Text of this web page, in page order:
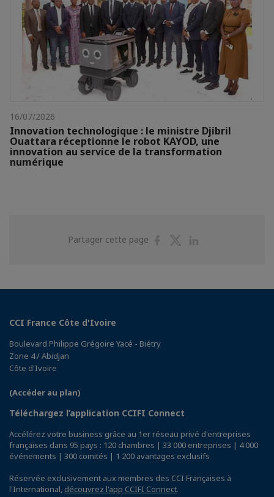
16/07/2026
Innovation technologique : le ministre Djibril
Ouattara réceptionne le robot KAYOD, une
innovation au service de la transformation
numérique
Partager cette page
PartagerPartager
CCI France Côte d'Ivoire
Boulevard Philippe Grégoire Yacé - Biétry
Zone 4 / Abidjan
Côte d'Ivoire
(Accéder au plan)
Téléchargez l’application CCIFI Connect
Accélérez votre business grâce au 1er réseau privé d'entreprises
françaises dans 95 pays : 120 chambres | 33 000 entreprises | 4 000
événements | 300 comités | 1 200 avantages exclusifs
Réservée exclusivement aux membres des CCI Françaises à
l'International, découvrez l'app CCIFI Connect.